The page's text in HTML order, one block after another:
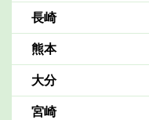
長崎
熊本
大分
宮崎